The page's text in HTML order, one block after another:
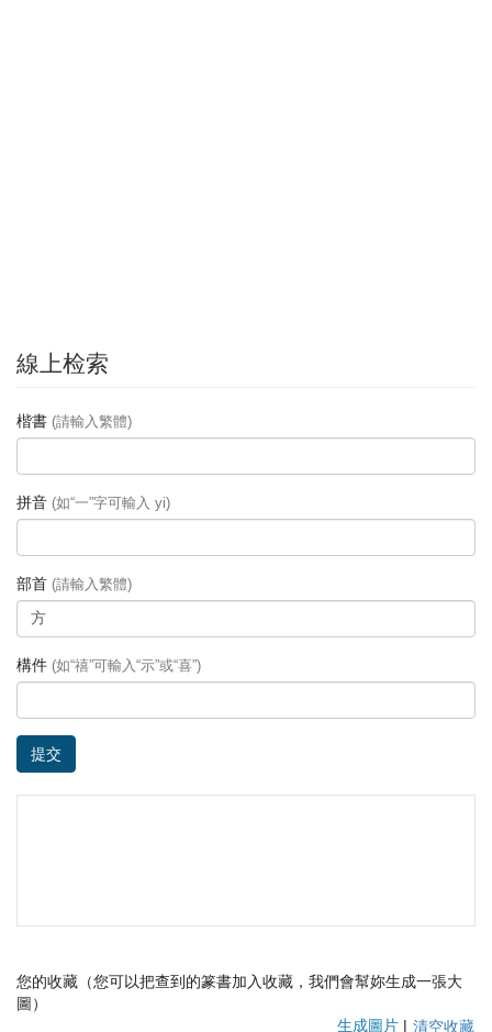
線上检索
楷書 (請輸入繁體)
拼音 (如“一”字可輸入 yi)
部首 (請輸入繁體)
構件 (如“禧”可輸入“示”或“喜”)
提交
您的收藏（您可以把查到的篆書加入收藏，我們會幫妳生成一張大
圖）
生成圖片 | 清空收藏